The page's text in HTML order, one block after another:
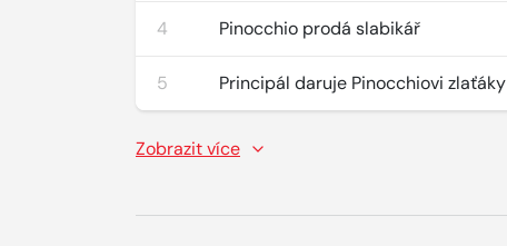
4 Pinocchio prodá slabikář
5 Principál daruje Pinocchiovi zlaťáky
Zobrazit více